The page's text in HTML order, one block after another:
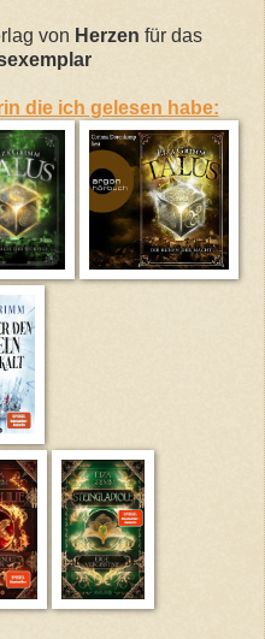
von Herzen für das
die ich gelesen habe: